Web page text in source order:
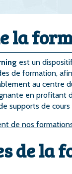
la
est un
de formation,
au centre
en profitant
supports de cours
de nos
de la